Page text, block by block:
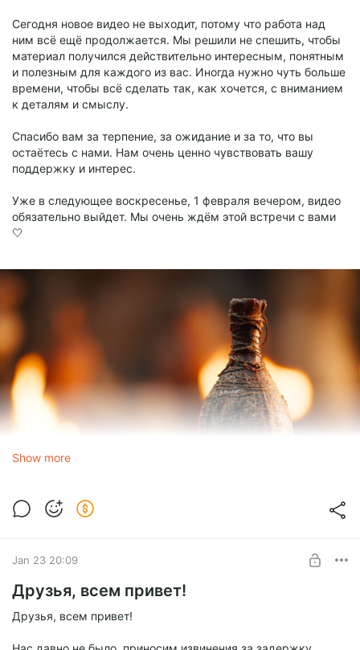
Сегодня новое видео не выходит, потому что работа над
ним всё ещё продолжается. Мы решили не спешить, чтобы
материал получился действительно интересным, понятным
и полезным для каждого из вас. Иногда нужно чуть больше
времени, чтобы всё сделать так, как хочется, с вниманием
к деталям и смыслу.
Спасибо вам за терпение, за ожидание и за то, что вы
остаётесь с нами. Нам очень ценно чувствовать вашу
поддержку и интерес.
Уже в следующее воскресенье, 1 февраля вечером, видео
обязательно выйдет. Мы очень ждём этой встречи с вами
🤍
Show more
Jan 23 20:09
Друзья, всем привет!
Друзья, всем привет!